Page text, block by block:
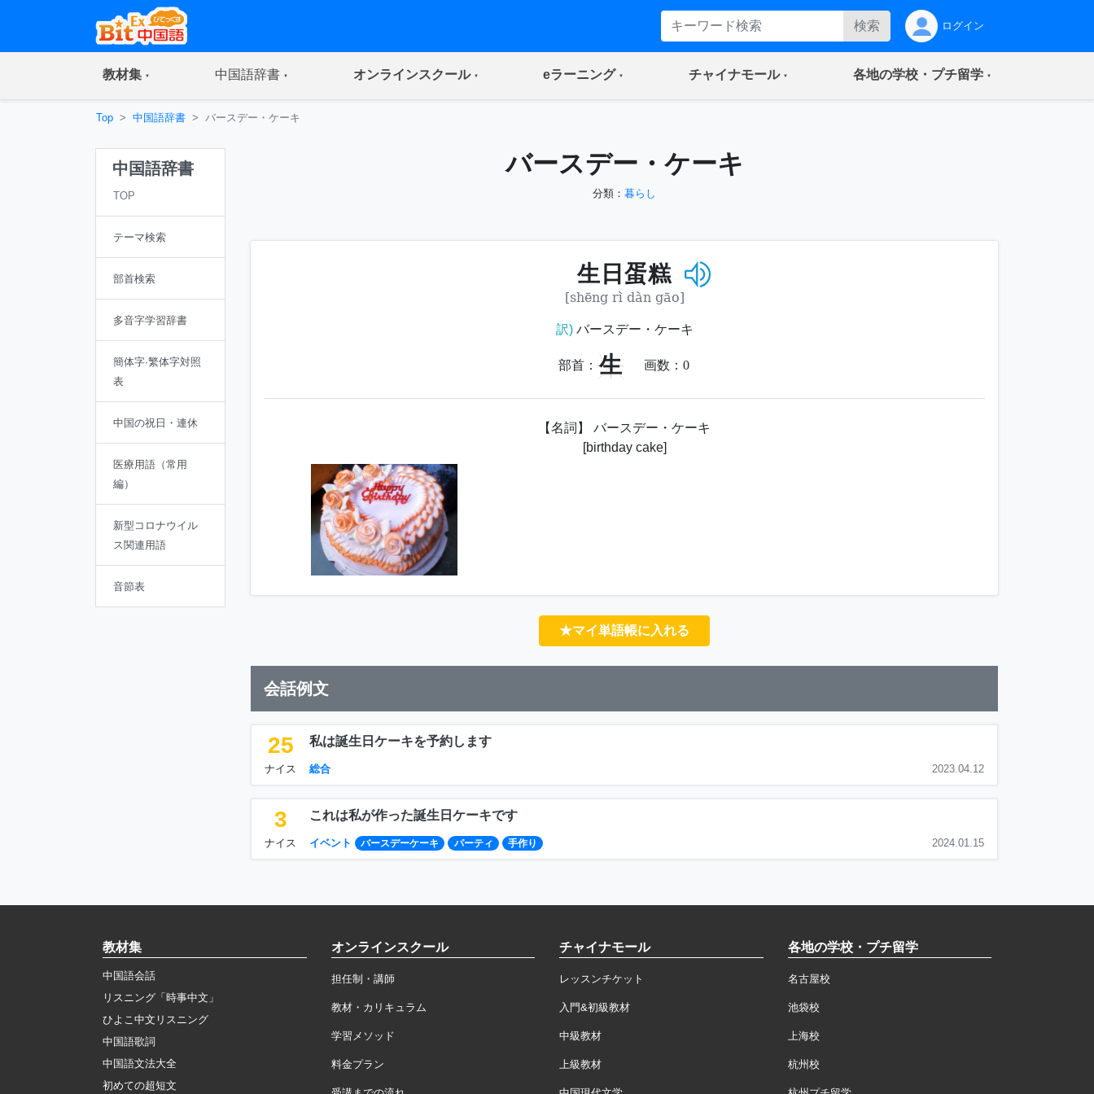
検索 ログイン
教材集(current) 中国語辞書(current) オンラインスクール(current) eラーニング(current) チャイナモール(current) 各地の学校・プチ留学(current)
Top 中国語辞書 バースデー・ケーキ
中国語辞書
TOP
テーマ検索
部首検索
多音字学習辞書
簡体字·繁体字対照
表
中国の祝日・連休
医療用語（常用
編）
新型コロナウイル
ス関連用語
音節表
バースデー・ケーキ
分類： 暮らし
生日蛋糕
[shēng rì dàn gāo]
訳)バースデー・ケーキ
部首： 生 画数： 0
【名詞】 バースデー・ケーキ
[birthday cake]
★マイ単語帳に入れる
会話例文
25
ナイス
私は誕生日ケーキを予約します
総合 2023.04.12
3
ナイス
これは私が作った誕生日ケーキです
イベント バースデーケーキ パーティ 手作り 2024.01.15
教材集
中国語会話
リスニング「時事中文」
ひよこ中文リスニング
中国語歌詞
中国語文法大全
初めての超短文
オンラインスクール
担任制・講師
教材・カリキュラム
学習メソッド
料金プラン
チャイナモール
レッスンチケット
入門&初級教材
中級教材
上級教材
各地の学校・プチ留学
名古屋校
池袋校
上海校
杭州校